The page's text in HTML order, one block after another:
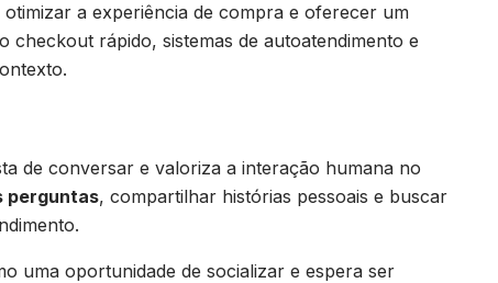
a experiência de compra e oferecer um
checkout rápido, sistemas de autoatendimento e
de conversar e valoriza a interação humana no
perguntas, compartilhar histórias pessoais e buscar
uma oportunidade de socializar e espera ser